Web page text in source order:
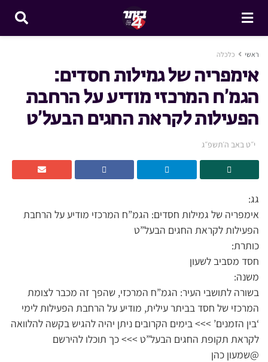
ראשי כלכלה
אימפריה של גמילות חסדים:
הגמ’ח המרכזי מודיע על הרחבת
הפעילות לקראת החגים הבעל’ט
י״ט באב ה׳תשפ״ג
גג:
אימפריה של גמילות חסדים: הגמ”ח המרכזי מודיע על הרחבת
הפעילות לקראת החגים הבעל”ט
כותרת:
חסד מסביב לשעון
משנה:
בשורה לתושבי העיר: הגמ”ח המרכזי, שהפך זה מכבר לצומת
המרכזי של חסד בביתר עילית, מודיע על הרחבת הפעילות לימי
‘בין הזמנים’ >>> בימים הקרובים ניתן יהיה להגיש בקשה להלוואה
לקראת תקופת החגים הבעל”ט >>> כך תוכלו להירשם
@שמעון כהן